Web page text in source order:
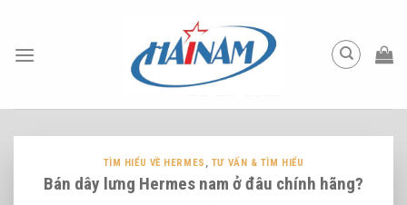
content
TÌM HIỂU VỀ HERMES , TƯ VẤN & TÌM HIỂU
Bán dây lưng Hermes nam ở đâu chính hãng?